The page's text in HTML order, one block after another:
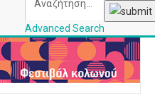
Advanced Search